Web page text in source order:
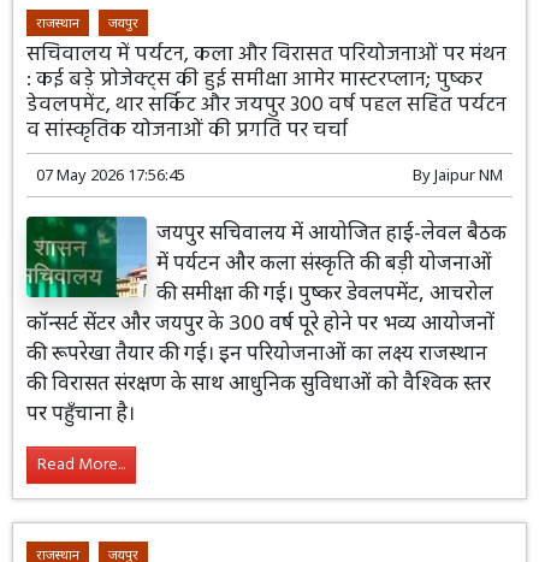
राजस्थान जयपुर
सचिवालय में पर्यटन, कला और विरासत परियोजनाओं पर मंथन
: कई बड़े प्रोजेक्ट्स की हुई समीक्षा आमेर मास्टरप्लान; पुष्कर
डेवलपमेंट, थार सर्किट और जयपुर 300 वर्ष पहल सहित पर्यटन
व सांस्कृतिक योजनाओं की प्रगति पर चर्चा
07 May 2026 17:56:45 ByJaipur NM
जयपुर सचिवालय में आयोजित हाई-लेवल बैठक
में पर्यटन और कला संस्कृति की बड़ी योजनाओं
की समीक्षा की गई। पुष्कर डेवलपमेंट, आचरोल
कॉन्सर्ट सेंटर और जयपुर के 300 वर्ष पूरे होने पर भव्य आयोजनों
की रूपरेखा तैयार की गई। इन परियोजनाओं का लक्ष्य राजस्थान
की विरासत संरक्षण के साथ आधुनिक सुविधाओं को वैश्विक स्तर
पर पहुँचाना है।
Read More...
राजस्थान जयपुर